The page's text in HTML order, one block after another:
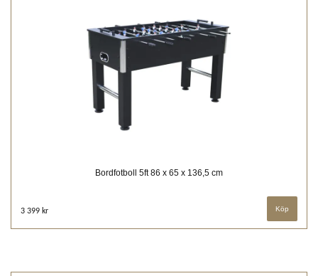
Bordfotboll 5ft 86 x 65 x 136,5 cm
3 399 kr